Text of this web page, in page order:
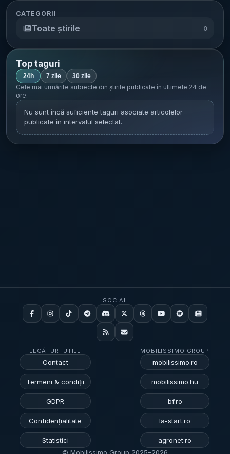
CATEGORII
Toate știrile 0
Top taguri
24h 7 zile 30 zile
Cele mai urmărite subiecte din știrile publicate în ultimele 24 de
ore.
Nu sunt încă suficiente taguri asociate articolelor
publicate în intervalul selectat.
LEGĂTURI UTILE
Contact
Termeni & condiții
GDPR
Confidențialitate
Statistici
SOCIAL
MOBILISSIMO GROUP
mobilissimo.ro
mobilissimo.hu
bf.ro
la-start.ro
agronet.ro